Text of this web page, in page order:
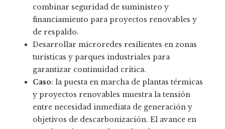
combinar seguridad de suministro y
financiamiento para proyectos renovables y
de respaldo.
Desarrollar microredes resilientes en zonas
turísticas y parques industriales para
garantizar continuidad crítica.
Caso: la puesta en marcha de plantas térmicas
y proyectos renovables muestra la tensión
entre necesidad inmediata de generación y
objetivos de descarbonización. El avance en